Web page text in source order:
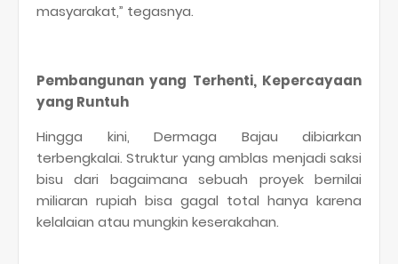
masyarakat,” tegasnya.
Pembangunan yang Terhenti, Kepercayaan
yang Runtuh
Hingga kini, Dermaga Bajau dibiarkan
terbengkalai. Struktur yang amblas menjadi saksi
bisu dari bagaimana sebuah proyek bernilai
miliaran rupiah bisa gagal total hanya karena
kelalaian atau mungkin keserakahan.